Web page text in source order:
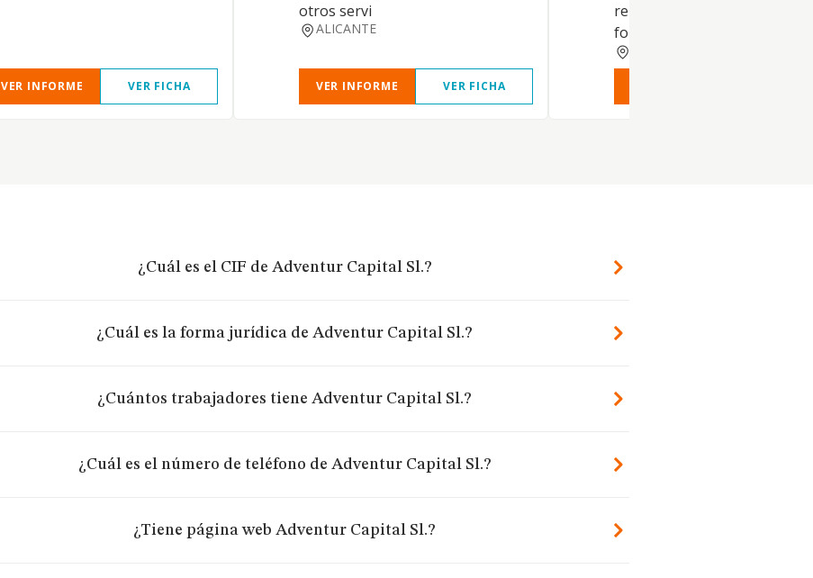
VER INFORME VER FICHA
otros servi
ALICANTE
VER INFORME VER FICHA
relacionados con la
forma
¿Cuál es el CIF de Adventur Capital Sl.?
¿Cuál es la forma jurídica de Adventur Capital Sl.?
¿Cuántos trabajadores tiene Adventur Capital Sl.?
¿Cuál es el número de teléfono de Adventur Capital Sl.?
¿Tiene página web Adventur Capital Sl.?